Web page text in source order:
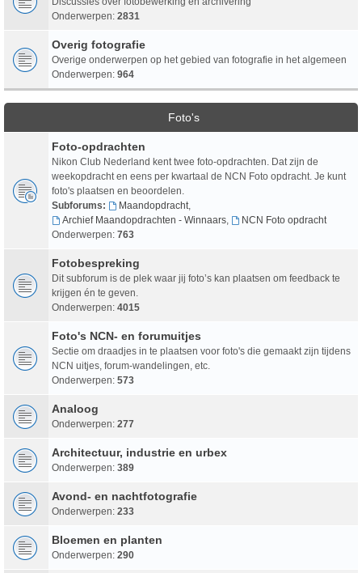
Onderwerpen: 2831
Overig fotografie
Overige onderwerpen op het gebied van fotografie in het algemeen
Onderwerpen: 964
Foto's
Foto-opdrachten
Nikon Club Nederland kent twee foto-opdrachten. Dat zijn de
weekopdracht en eens per kwartaal de NCN Foto opdracht. Je kunt
foto's plaatsen en beoordelen.
Subforums:
Maandopdracht,
Archief Maandopdrachten - Winnaars,
NCN Foto opdracht
Onderwerpen: 763
Fotobespreking
Dit subforum is de plek waar jij foto’s kan plaatsen om feedback te
krijgen én te geven.
Onderwerpen: 4015
Foto's NCN- en forumuitjes
Sectie om draadjes in te plaatsen voor foto's die gemaakt zijn tijdens
NCN uitjes, forum-wandelingen, etc.
Onderwerpen: 573
Analoog
Onderwerpen: 277
Architectuur, industrie en urbex
Onderwerpen: 389
Avond- en nachtfotografie
Onderwerpen: 233
Bloemen en planten
Onderwerpen: 290